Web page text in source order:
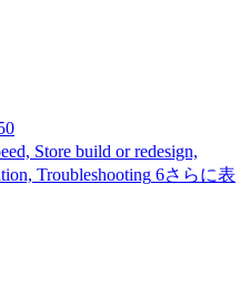
Store build or redesign,
Troubleshooting 6さらに表